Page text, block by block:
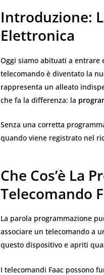
Introduzione:
Elettronica
Oggi siamo abituati a entrare
telecomando è diventato la
rappresenta un alleato
che fa la differenza: la
Senza una corretta
quando viene registrato nel
Che Cos’è La
Telecomando
La parola programmazione
associare un telecomando a
questo dispositivo e apriti
I telecomandi Faac possono